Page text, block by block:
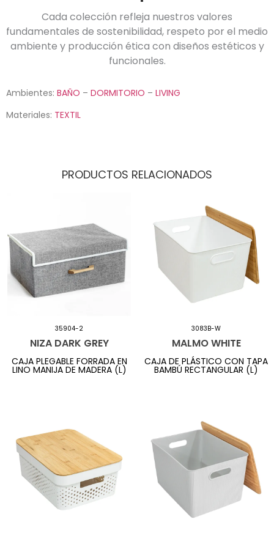
Cada colección refleja nuestros valores
fundamentales de sostenibilidad, respeto por el medio
ambiente y producción ética con diseños estéticos y
funcionales.
Ambientes: BAÑO – DORMITORIO – LIVING
Materiales: TEXTIL
PRODUCTOS RELACIONADOS
35904-2
NIZA DARK GREY
CAJA PLEGABLE FORRADA EN
LINO MANIJA DE MADERA (L)
3083B-W
MALMO WHITE
CAJA DE PLÁSTICO CON TAPA
BAMBÚ RECTANGULAR (L)